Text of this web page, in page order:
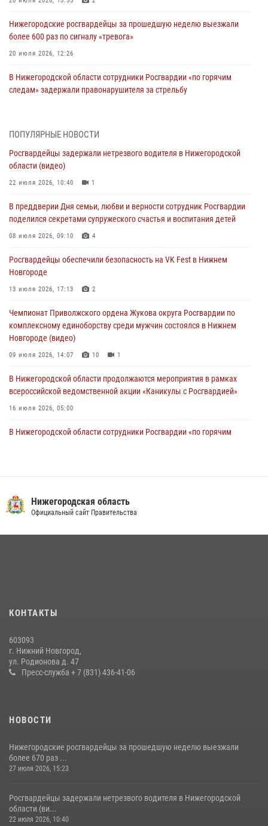
Нижегородские росгвардейцы за прошедшую неделю выезжали
более 600 раз по сигналу «тревога»
20 июля 2026, 12:26
В Нижегородской области сотрудники Росгвардии «по горячим
следам» задержали правонарушителя за стрельбу
В Нижегородской области продолжаются мероприятия в рамках
16 июля 2026, 05:00
Росгвардейцы обеспечили безопасность на VK Fest в Нижнем
13 июля 2026, 17:13
Нижегородские росгвардейцы за прошедшую неделю выезжали
13 июля 2026, 06:45
Росгвардейцы предотвратили серию краж в Нижнем Новгороде
ПОПУЛЯРНЫЕ НОВОСТИ
Росгвардейцы задержали нетрезвого водителя в Нижегородской
области (видео)
22 июля 2026, 10:40 1
В преддверии Дня семьи, любви и верности сотрудник Росгвардии
поделился секретами супружеского счастья и воспитания детей
08 июля 2026, 09:10 4
Росгвардейцы обеспечили безопасность на VK Fest в Нижнем
Новгороде
13 июля 2026, 17:13 2
Чемпионат Приволжского ордена Жукова округа Росгвардии по
комплексному единоборству среди мужчин состоялся в Нижнем
Новгороде (видео)
09 июля 2026, 14:07 10 1
В Нижегородской области продолжаются мероприятия в рамках
всероссийской ведомственной акции «Каникулы с Росгвардией»
16 июля 2026, 05:00
В Нижегородской области сотрудники Росгвардии «по горячим
Суперкубка России в Нижнем Новгороде
20 июля 2026, 13:55 2
28 июля 2026, 15:39
более 750 раз по сигналу «тревога»
13 июля 2026, 06:45
Нижегородская область
Официальный сайт Правительства
КОНТАКТЫ
603093
г. Нижний Новгород,
ул. Родионова д. 47
Пресс-служба + 7 (831) 436-41-06
НОВОСТИ
Нижегородские росгвардейцы за прошедшую неделю выезжали
более 670 раз ...
27 июля 2026, 15:23
Росгвардейцы задержали нетрезвого водителя в Нижегородской
области (ви...
22 июля 2026, 10:40